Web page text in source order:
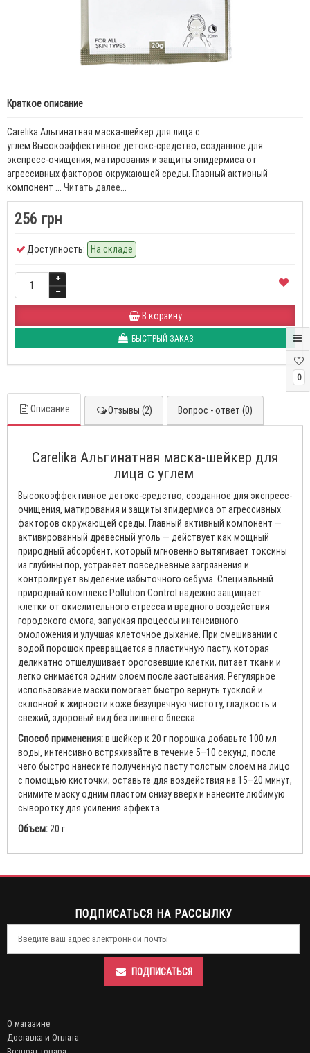
0
Краткое описание
Carelika Альгинатная маска-шейкер для лица с
углем Высокоэффективное детокс-средство, созданное для
экспресс-очищения, матирования и защиты эпидермиса от
агрессивных факторов окружающей среды. Главный активный
компонент ... Читать далее...
256 грн
Доступность: На складе
В корзину
БЫСТРЫЙ ЗАКАЗ
Описание Отзывы (2) Вопрос - ответ (0)
Carelika Альгинатная маска-шейкер для
лица с углем
Высокоэффективное детокс-средство, созданное для экспресс-
очищения, матирования и защиты эпидермиса от агрессивных
факторов окружающей среды. Главный активный компонент —
активированный древесный уголь — действует как мощный
природный абсорбент, который мгновенно вытягивает токсины
из глубины пор, устраняет повседневные загрязнения и
контролирует выделение избыточного себума. Специальный
природный комплекс Pollution Control надежно защищает
клетки от окислительного стресса и вредного воздействия
городского смога, запуская процессы интенсивного
омоложения и улучшая клеточное дыхание. При смешивании с
водой порошок превращается в пластичную пасту, которая
деликатно отшелушивает ороговевшие клетки, питает ткани и
легко снимается одним слоем после застывания. Регулярное
использование маски помогает быстро вернуть тусклой и
склонной к жирности коже безупречную чистоту, гладкость и
свежий, здоровый вид без лишнего блеска.
Способ применения:в шейкер к 20 г порошка добавьте 100 мл
воды, интенсивно встряхивайте в течение 5–10 секунд, после
чего быстро нанесите полученную пасту толстым слоем на лицо
с помощью кисточки; оставьте для воздействия на 15–20 минут,
снимите маску одним пластом снизу вверх и нанесите любимую
сыворотку для усиления эффекта.
Объем: 20 г
ПОДПИСАТЬСЯ НА РАССЫЛКУ
ПОДПИСАТЬСЯ
О магазине
Доставка и Оплата